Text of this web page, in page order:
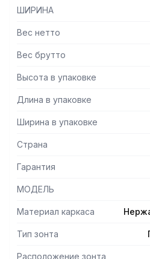
— Бескаркасный
0,8мм
— Поставляется в собранном
ШИРИНА
Вес нетто
Вес брутто
Высота в упаковке
Длина в упаковке
Ширина в упаковке
Страна
Гарантия
МОДЕЛЬ
Материал каркаса
Тип зонта
Расположение зонта